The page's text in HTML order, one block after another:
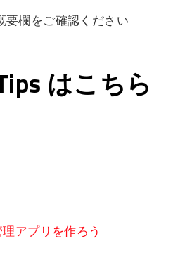
欄をご確認ください
はこちら
アプリを作ろう